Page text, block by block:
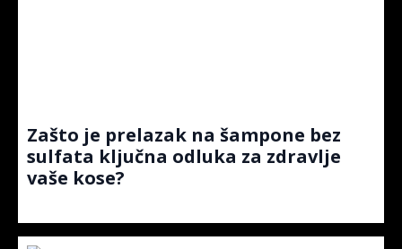
Zašto je prelazak na šampone bez
sulfata ključna odluka za zdravlje
vaše kose?